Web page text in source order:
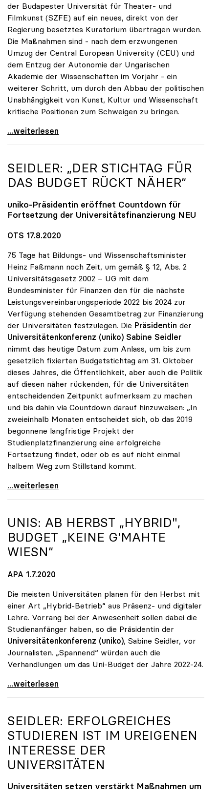
der Budapester Universität für Theater- und
Filmkunst (SZFE) auf ein neues, direkt von der
Regierung besetztes Kuratorium übertragen wurden.
Die Maßnahmen sind - nach dem erzwungenen
Umzug der Central European University (CEU) und
dem Entzug der Autonomie der Ungarischen
Akademie der Wissenschaften im Vorjahr - ein
weiterer Schritt, um durch den Abbau der politischen
Unabhängigkeit von Kunst, Kultur und Wissenschaft
kritische Positionen zum Schweigen zu bringen.
Dringender Appell von sechs europäischen
...weiterlesen
SEIDLER: „DER STICHTAG FÜR
DAS BUDGET RÜCKT NÄHER“
uniko-Präsidentin eröffnet Countdown für
Fortsetzung der Universitätsfinanzierung NEU
OTS 17.8.2020
75 Tage hat Bildungs- und Wissenschaftsminister
Heinz Faßmann noch Zeit, um gemäß § 12, Abs. 2
Universitätsgesetz 2002 – UG mit dem
Bundesminister für Finanzen den für die nächste
Leistungsvereinbarungsperiode 2022 bis 2024 zur
Verfügung stehenden Gesamtbetrag zur Finanzierung
der Universitäten festzulegen. Die Präsidentin der
Universitätenkonferenz (uniko) Sabine Seidler
nimmt das heutige Datum zum Anlass, um bis zum
gesetzlich fixierten Budgetstichtag am 31. Oktober
dieses Jahres, die Öffentlichkeit, aber auch die Politik
auf diesen näher rückenden, für die Universitäten
entscheidenden Zeitpunkt aufmerksam zu machen
und bis dahin via Countdown darauf hinzuweisen: „In
zweieinhalb Monaten entscheidet sich, ob das 2019
begonnene langfristige Projekt der
Studienplatzfinanzierung eine erfolgreiche
Fortsetzung findet, oder ob es auf nicht einmal
halbem Weg zum Stillstand kommt.
Seidler: „Der Stichtag für das Budget rückt näher“
...weiterlesen
UNIS: AB HERBST „HYBRID",
BUDGET „KEINE G'MAHTE
WIESN“
APA 1.7.2020
Die meisten Universitäten planen für den Herbst mit
einer Art „Hybrid-Betrieb“ aus Präsenz- und digitaler
Lehre. Vorrang bei der Anwesenheit sollen dabei die
Studienanfänger haben, so die Präsidentin der
Universitätenkonferenz (uniko), Sabine Seidler, vor
Journalisten. „Spannend“ würden auch die
Verhandlungen um das Uni-Budget der Jahre 2022-24.
Unis: Ab Herbst „hybrid\", Budget „keine g'mahte
...weiterlesen
SEIDLER: ERFOLGREICHES
STUDIEREN IST IM UREIGENEN
INTERESSE DER
UNIVERSITÄTEN
Universitäten setzen verstärkt Maßnahmen um